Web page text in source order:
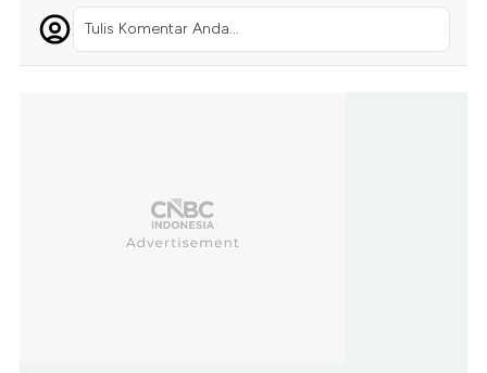
Tulis Komentar Anda...